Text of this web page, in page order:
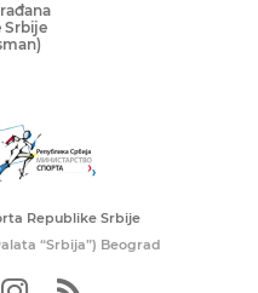
Srbije
Republike Srbije
“Srbija”) Beograd